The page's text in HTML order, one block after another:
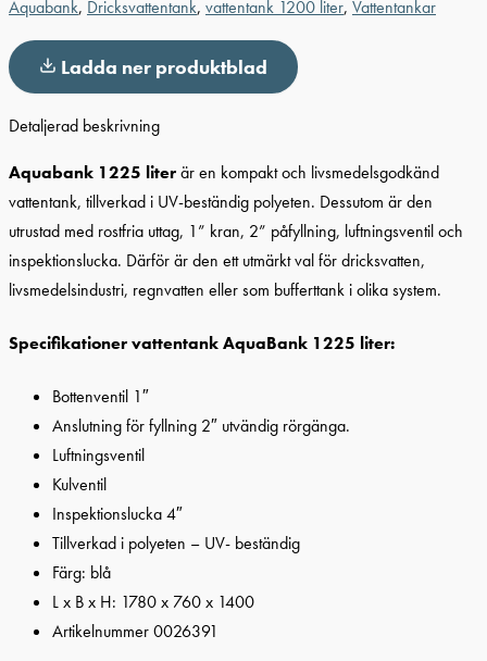
Aquabank, Dricksvattentank, vattentank 1200 liter, Vattentankar
Ladda ner produktblad
Detaljerad beskrivning
Aquabank 1225 literär en kompakt och livsmedelsgodkänd
vattentank, tillverkad i UV-beständig polyeten. Dessutom är den
utrustad med rostfria uttag, 1” kran, 2” påfyllning, luftningsventil och
inspektionslucka. Därför är den ett utmärkt val för dricksvatten,
livsmedelsindustri, regnvatten eller som bufferttank i olika system.
Specifikationer vattentank AquaBank 1225 liter:
Bottenventil 1″
Anslutning för fyllning 2″ utvändig rörgänga.
Luftningsventil
Kulventil
Inspektionslucka 4″
Tillverkad i polyeten – UV- beständig
Färg: blå
L x B x H: 1780 x 760 x 1400
Artikelnummer 0026391